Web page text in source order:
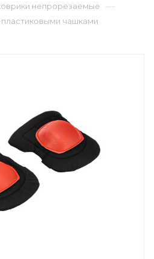
непрорезаемые —
чашками